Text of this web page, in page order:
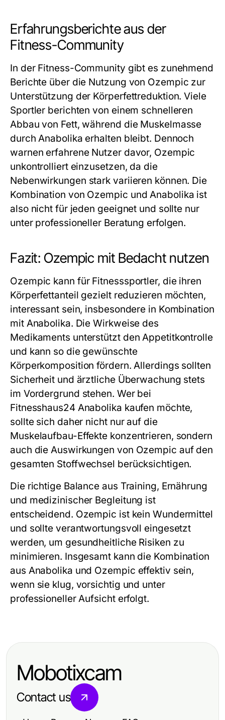
Erfahrungsberichte aus der
Fitness-Community
In der Fitness-Community gibt es zunehmend
Berichte über die Nutzung von Ozempic zur
Unterstützung der Körperfettreduktion. Viele
Sportler berichten von einem schnelleren
Abbau von Fett, während die Muskelmasse
durch Anabolika erhalten bleibt. Dennoch
warnen erfahrene Nutzer davor, Ozempic
unkontrolliert einzusetzen, da die
Nebenwirkungen stark variieren können. Die
Kombination von Ozempic und Anabolika ist
also nicht für jeden geeignet und sollte nur
unter professioneller Beratung erfolgen.
Fazit: Ozempic mit Bedacht nutzen
Ozempic kann für Fitnesssportler, die ihren
Körperfettanteil gezielt reduzieren möchten,
interessant sein, insbesondere in Kombination
mit Anabolika. Die Wirkweise des
Medikaments unterstützt den Appetitkontrolle
und kann so die gewünschte
Körperkomposition fördern. Allerdings sollten
Sicherheit und ärztliche Überwachung stets
im Vordergrund stehen. Wer bei
Fitnesshaus24 Anabolika kaufen möchte,
sollte sich daher nicht nur auf die
Muskelaufbau-Effekte konzentrieren, sondern
auch die Auswirkungen von Ozempic auf den
gesamten Stoffwechsel berücksichtigen.
Die richtige Balance aus Training, Ernährung
und medizinischer Begleitung ist
entscheidend. Ozempic ist kein Wundermittel
und sollte verantwortungsvoll eingesetzt
werden, um gesundheitliche Risiken zu
minimieren. Insgesamt kann die Kombination
aus Anabolika und Ozempic effektiv sein,
wenn sie klug, vorsichtig und unter
professioneller Aufsicht erfolgt.
Mobotixcam
Contact us